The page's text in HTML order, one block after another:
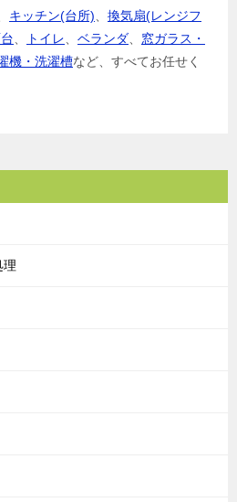
キッチン(台所)
換気扇(レンジフ
トイレ ベランダ
窓ガラス・
機・洗濯槽など、すべてお任せく
理